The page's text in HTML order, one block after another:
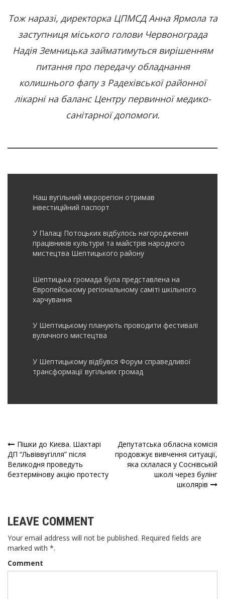
Тож наразі, директорка ЦПМСД Анна Ярмола та
заступниця міського голови Червонограда
Надія Земницька займатимуться вирішенням
питання про передачу обладнання
колишнього фапу з Радехівської районної
лікарні на баланс Центру первинної медико-
санітарної допомоги.
Наш вугільний мікрорегіон отримав
інвеcтиційний паспорт
У Палаці Потоцьких відбулось нагородження
працівників культури та майстрів народного
мистецтва Шептицького району
Шептицька громада була представлена на
Європейському регіональному саміті шкільного
харчування
У Шептицькому планують проводити фестивалі
вуличного мистецтва
У Шептицькому відбувся Форум справедливої
трансформації вугільних громад
Навігація
записів
Пішки до Києва. Шахтарі
ДП “Львіввугілля” після
Великодня проведуть
безтермінову акцію протесту
Депутатська обласна комісія
продовжує вивчення ситуації,
яка склалася у Соснівській
школі через булінг
школярів
LEAVE COMMENT
Your email address will not be published. Required fields are
marked with *.
Comment